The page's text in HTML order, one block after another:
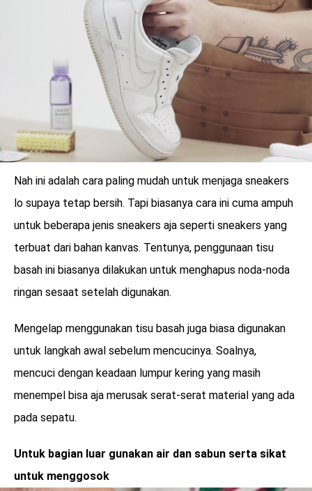
Nah ini adalah cara paling mudah untuk menjaga sneakers
lo supaya tetap bersih. Tapi biasanya cara ini cuma ampuh
untuk beberapa jenis sneakers aja seperti sneakers yang
terbuat dari bahan kanvas. Tentunya, penggunaan tisu
basah ini biasanya dilakukan untuk menghapus noda-noda
ringan sesaat setelah digunakan.
Mengelap menggunakan tisu basah juga biasa digunakan
untuk langkah awal sebelum mencucinya. Soalnya,
mencuci dengan keadaan lumpur kering yang masih
menempel bisa aja merusak serat-serat material yang ada
pada sepatu.
Untuk bagian luar gunakan air dan sabun serta sikat
untuk menggosok